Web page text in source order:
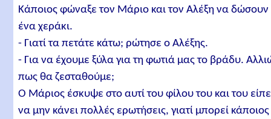
Κάποιος φώναξε τον Μάριο και τον Αλέξη να δώσουν
ένα χεράκι.
- Γιατί τα πετάτε κάτω; ρώτησε ο Αλέξης.
- Για να έχουμε ξύλα για τη φωτιά μας το βράδυ.
πως θα ζεσταθούμε;
Ο Μάριος έσκυψε στο αυτί του φίλου του και του είπε
να μην κάνει πολλές ερωτήσεις, γιατί μπορεί κάποιος